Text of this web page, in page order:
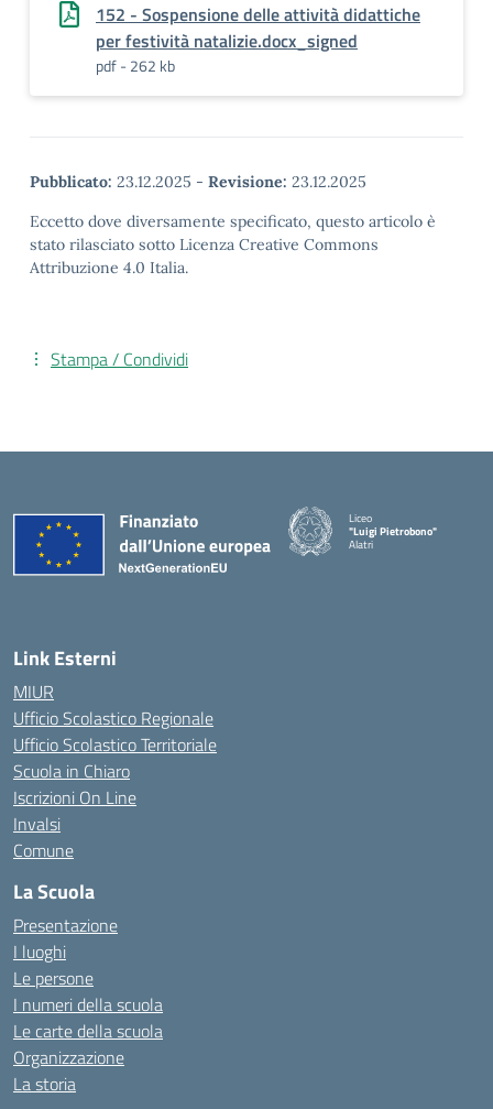
152 - Sospensione delle attività didattiche
per festività natalizie.docx_signed
pdf - 262 kb
Pubblicato: 23.12.2025 - Revisione: 23.12.2025
Eccetto dove diversamente specificato, questo articolo è
stato rilasciato sotto Licenza Creative Commons
Attribuzione 4.0 Italia.
Stampa / Condividi
Liceo
"Luigi Pietrobono"
Alatri
Link Esterni
MIUR
Ufficio Scolastico Regionale
Ufficio Scolastico Territoriale
Scuola in Chiaro
Iscrizioni On Line
Invalsi
Comune
La Scuola
Presentazione
I luoghi
Le persone
I numeri della scuola
Le carte della scuola
Organizzazione
La storia